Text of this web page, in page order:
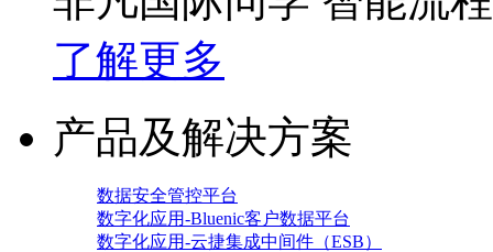
了解更多
产品及解决方案
数据安全管控平台
数字化应用-Bluenic客户数据平台
数字化应用-云捷集成中间件（ESB）